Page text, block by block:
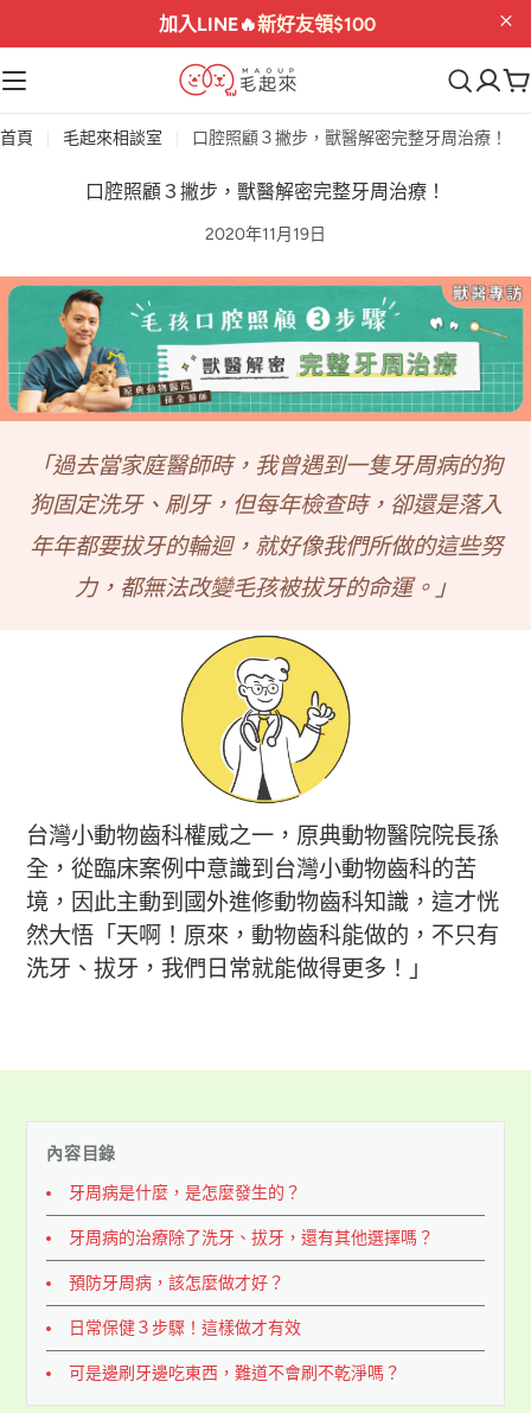
加入LINE🔥新好友領$100
購
物
首頁 毛起來相談室 口腔照顧３撇步，獸醫解密完整牙周治療！
口腔照顧３撇步，獸醫解密完整牙周治療！
2020年11月19日
「過去當家庭醫師時，我曾遇到一隻牙周病的狗
狗固定洗牙、刷牙， 但每年檢查時，卻還是落入
年年都要拔牙的輪迴， 就好像我們所做的這些努
力，都無法改變毛孩被拔牙的命運。」
台灣小動物齒科權威之一，原典動物醫院院長孫
全，從臨床案例中意識到台灣小動物齒科的苦
境，因此主動到國外進修動物齒科知識，這才恍
然大悟 「天啊！原來，動物齒科能做的，不只有
洗牙、拔牙，我們日常就能做得更多！」
內容目錄
牙周病是什麼，是怎麼發生的？
牙周病的治療除了洗牙、拔牙，還有其他選擇嗎？
預防牙周病，該怎麼做才好？
日常保健３步驟！這樣做才有效
可是邊刷牙邊吃東西，難道不會刷不乾淨嗎？